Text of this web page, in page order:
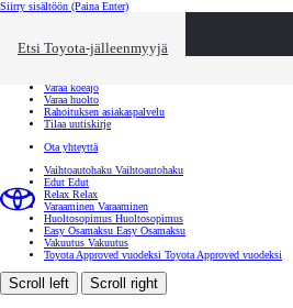
Siirry sisältöön (Paina Enter)
Etsi Toyota-jälleenmyyjä
Toyota palvelee Sulje
Varaa koeajo
Varaa huolto
Rahoituksen asiakaspalvelu
Tilaa uutiskirje
Ota yhteyttä
Vaihtoautohaku Vaihtoautohaku
Edut Edut
Relax Relax
Varaaminen Varaaminen
Huoltosopimus Huoltosopimus
Easy Osamaksu Easy Osamaksu
Vakuutus Vakuutus
Toyota Approved vuodeksi Toyota Approved vuodeksi
Scroll left Scroll right